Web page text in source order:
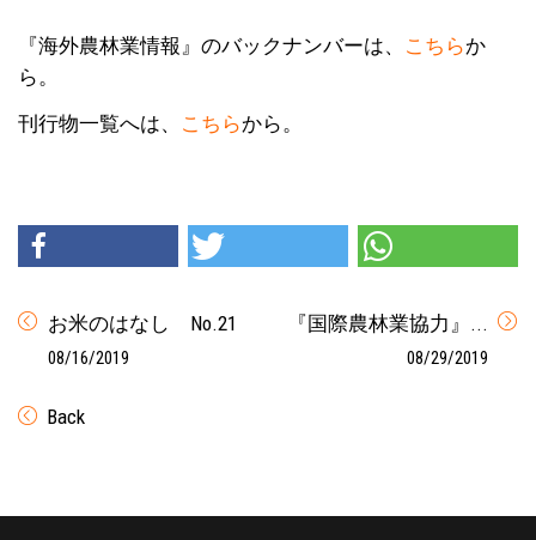
『海外農林業情報』のバックナンバーは、 こちらか
ら。
刊行物一覧へは、 こちらから。
お米のはなし No.21
08/16/2019
『国際農林業協力』...
08/29/2019
Back